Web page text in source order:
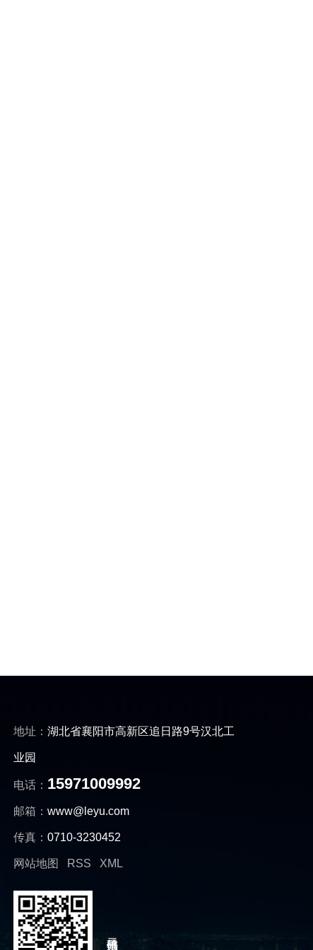
地址：湖北省襄阳市高新区追日路9号汉北工
业园
电话： 15971009992
邮箱：www@leyu.com
传真：0710-3230452
网站地图 RSS XML